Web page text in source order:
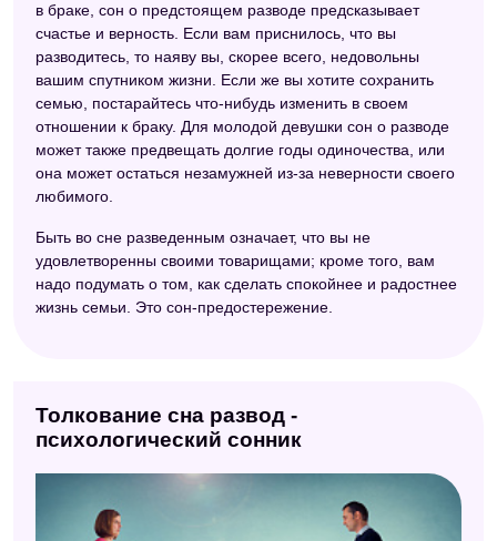
Сонник толкователь снов
в браке, сон о предстоящем разводе предсказывает
счастье и верность. Если вам приснилось, что вы
разводитесь, то наяву вы, скорее всего, недовольны
вашим спутником жизни. Если же вы хотите сохранить
семью, постарайтесь что-нибудь изменить в своем
отношении к браку. Для молодой девушки сон о разводе
может также предвещать долгие годы одиночества, или
она может остаться незамужней из-за неверности своего
любимого.
Быть во сне разведенным означает, что вы не
удовлетворенны своими товарищами; кроме того, вам
надо подумать о том, как сделать спокойнее и радостнее
жизнь семьи. Это сон-предостережение.
Толкование сна развод -
психологический сонник